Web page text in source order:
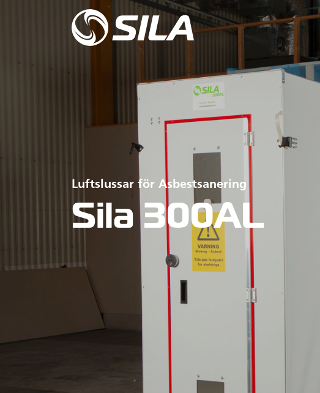
Luftslussar för Asbestsanering
Sila 300AL